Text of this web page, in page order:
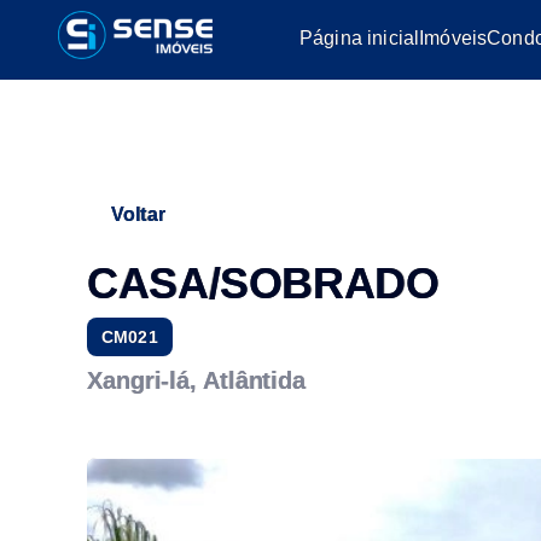
Página inicial Imóveis
Voltar
CASA/SOBRADO
CM021
Xangri-lá, Atlântida